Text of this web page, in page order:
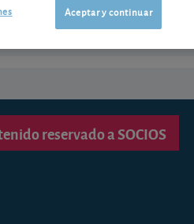
Ver detalladamente
reservado a SOCIOS
Aceptar y continuar